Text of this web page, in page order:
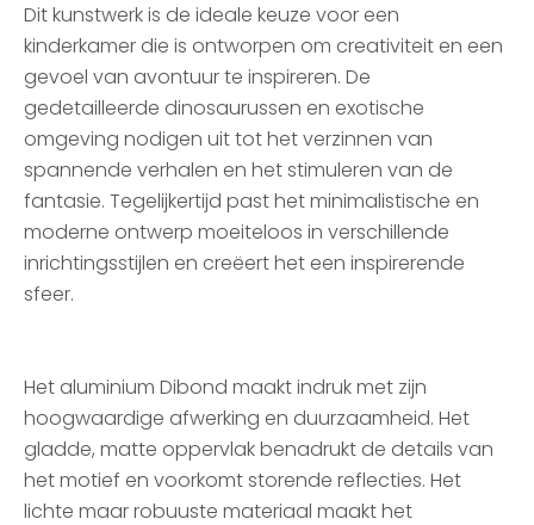
Dit kunstwerk is de ideale keuze voor een
kinderkamer die is ontworpen om creativiteit en een
gevoel van avontuur te inspireren. De
gedetailleerde dinosaurussen en exotische
omgeving nodigen uit tot het verzinnen van
spannende verhalen en het stimuleren van de
fantasie. Tegelijkertijd past het minimalistische en
moderne ontwerp moeiteloos in verschillende
inrichtingsstijlen en creëert het een inspirerende
sfeer.
Het aluminium Dibond maakt indruk met zijn
hoogwaardige afwerking en duurzaamheid. Het
gladde, matte oppervlak benadrukt de details van
het motief en voorkomt storende reflecties. Het
lichte maar robuuste materiaal maakt het